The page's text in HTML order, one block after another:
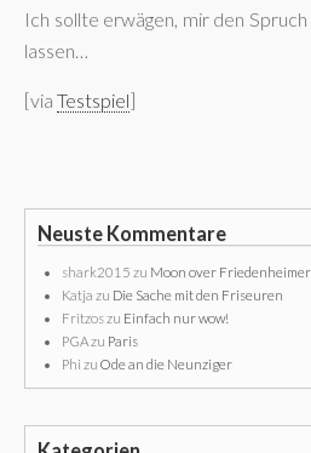
Ich sollte erwägen, mir den
lassen…
[via Testspiel]
Neuste Kommentare
shark2015 zu Moon over
Katja zu Die Sache mit den Friseuren
Fritzoszu Einfach nur wow!
PGAzu Paris
Phi zu Ode an die Neunziger